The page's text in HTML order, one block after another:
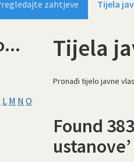
zahtjeve Tijela
Tijela
Pronađi tijelo javne
Found
ustanove’
L M N O